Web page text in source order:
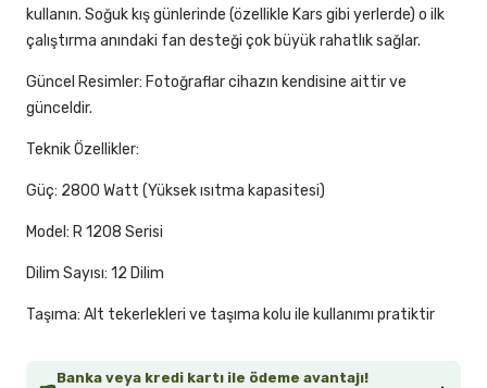
Banka veya kredi kartı ile ödeme avantajı!
kullanın. Soğuk kış günlerinde (özellikle Kars gibi yerlerde) o ilk
çalıştırma anındaki fan desteği çok büyük rahatlık sağlar.
Güncel Resimler: Fotoğraflar cihazın kendisine aittir ve
günceldir.
Teknik Özellikler:
Güç: 2800 Watt (Yüksek ısıtma kapasitesi)
Model: R 1208 Serisi
Dilim Sayısı: 12 Dilim
Taşıma: Alt tekerlekleri ve taşıma kolu ile kullanımı pratiktir